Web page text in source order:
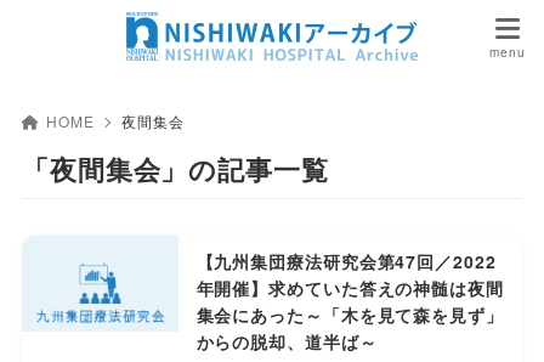
HOME 夜間集会
「夜間集会」の記事一覧
【九州集団療法研究会第47回／2022
年開催】求めていた答えの神髄は夜間
集会にあった～「木を見て森を見ず」
からの脱却、道半ば～